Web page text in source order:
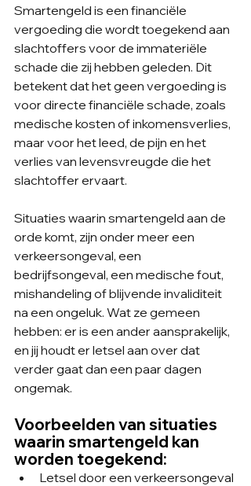
Smartengeld is een financiële
vergoeding die wordt toegekend aan
slachtoffers voor de immateriële
schade die zij hebben geleden. Dit
betekent dat het geen vergoeding is
voor directe financiële schade, zoals
medische kosten of inkomensverlies,
maar voor het leed, de pijn en het
verlies van levensvreugde die het
slachtoffer ervaart.
Situaties waarin smartengeld aan de
orde komt, zijn onder meer een
verkeersongeval, een
bedrijfsongeval, een medische fout,
mishandeling of blijvende invaliditeit
na een ongeluk. Wat ze gemeen
hebben: er is een ander aansprakelijk,
en jij houdt er letsel aan over dat
verder gaat dan een paar dagen
ongemak.
Voorbeelden van situaties
waarin smartengeld kan
worden toegekend:
Letsel door een verkeersongeval